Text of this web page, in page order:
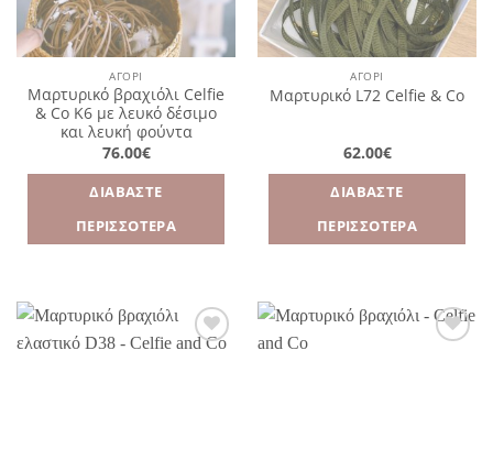
ΑΓΌΡΙ
Μαρτυρικό βραχιόλι Celfie
& Co Κ6 με λευκό δέσιμο
και λευκή φούντα
76.00€
ΔΙΑΒΆΣΤΕ
ΠΕΡΙΣΣΌΤΕΡΑ
ΑΓΌΡΙ
Μαρτυρικό L72 Celfie & Co
62.00€
ΔΙΑΒΆΣΤΕ
ΠΕΡΙΣΣΌΤΕΡΑ